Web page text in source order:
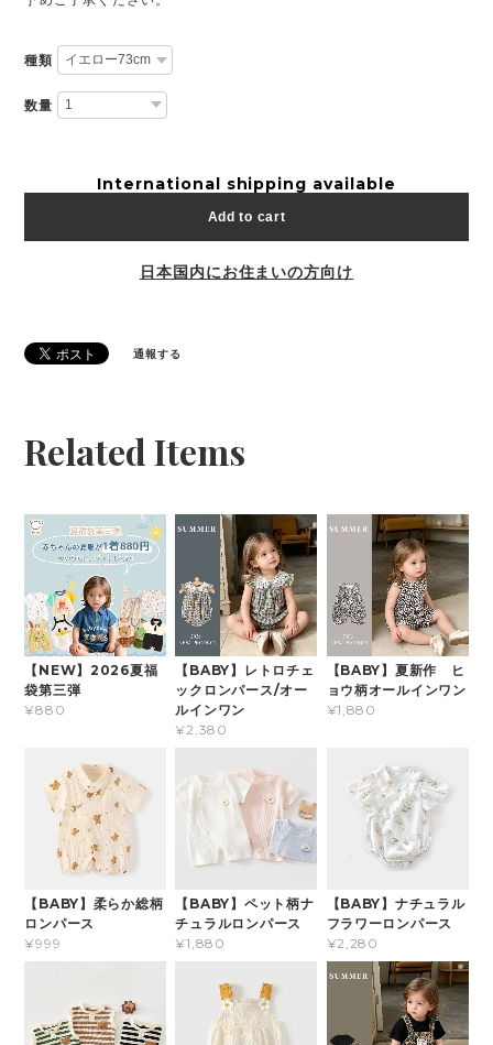
種類
数量
International shipping available
Add to cart
日本国内にお住まいの方向け
通報する
Related Items
【NEW】2026夏福
袋第三弾
¥880
【BABY】レトロチェ
ックロンパース/オー
ルインワン
¥2,380
【BABY】夏新作 ヒ
ョウ柄オールインワン
¥1,880
【BABY】柔らか総柄
ロンパース
¥999
【BABY】ペット柄ナ
チュラルロンパース
¥1,880
【BABY】ナチュラル
フラワーロンパース
¥2,280